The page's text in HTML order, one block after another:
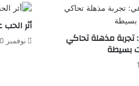
تجربة مذهلة تحاكي
بسيطة
أثر
نوفمبر 30, 1999